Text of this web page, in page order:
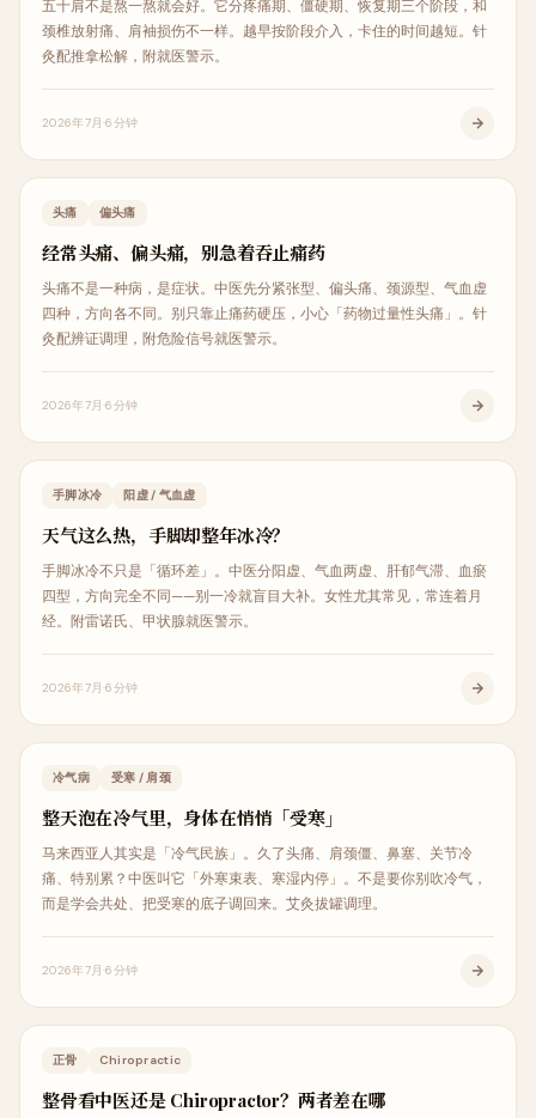
五十肩不是熬一熬就会好。它分疼痛期、僵硬期、恢复期三个阶段，和
颈椎放射痛、肩袖损伤不一样。越早按阶段介入，卡住的时间越短。针
灸配推拿松解，附就医警示。
2026年7月6分钟
内科调理
头痛 偏头痛
经常头痛、偏头痛，别急着吞止痛药
头痛不是一种病，是症状。中医先分紧张型、偏头痛、颈源型、气血虚
四种，方向各不同。别只靠止痛药硬压，小心「药物过量性头痛」。针
灸配辨证调理，附危险信号就医警示。
2026年7月6分钟
内科调理
手脚冰冷 阳虚 / 气血虚
天气这么热，手脚却整年冰冷？
手脚冰冷不只是「循环差」。中医分阳虚、气血两虚、肝郁气滞、血瘀
四型，方向完全不同——别一冷就盲目大补。女性尤其常见，常连着月
经。附雷诺氏、甲状腺就医警示。
2026年7月6分钟
生活调理
冷气病 受寒 / 肩颈
整天泡在冷气里，身体在悄悄「受寒」
马来西亚人其实是「冷气民族」。久了头痛、肩颈僵、鼻塞、关节冷
痛、特别累？中医叫它「外寒束表、寒湿内停」。不是要你别吹冷气，
而是学会共处、把受寒的底子调回来。艾灸拔罐调理。
2026年7月6分钟
中医治疗
正骨 Chiropractic
整骨看中医还是 Chiropractor？两者差在哪